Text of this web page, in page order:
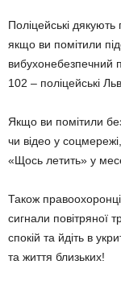
Поліцейські
якщо ви помітили
вибухонебезпечний
102 – поліцейські
Якщо ви помітили
чи відео у
«Щось летить» у
Також
сигнали повітряної
спокій та йдіть в
та життя близьких!